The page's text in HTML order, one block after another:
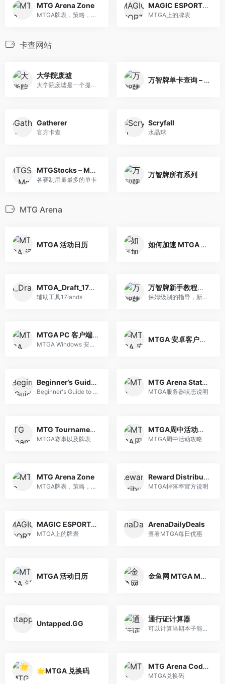
MTG Arena Zone
MTGA牌表，策略，META分析以及攻略文章
MAGIC ESPORTS | DECKLISTS
MTGA上的牌表
卡查网站
大学院废墟
大学院废墟是一个提供中文万智牌资料的站点。
万智牌单卡查询 – 旅法师营地
Gatherer
官方卡查
Scryfall
水晶球
MTGStocks – Most played cards
各赛制用量最多的单卡
万智牌所有系列
MTG Arena
MTGA 活动日历 如何加速 MTGA 下载
MTGA_Draft_17Lands
辅助工具17lands
万智牌新手教程更新（包含轮抓指南）
保姆级别的指导，新手的究极福音。
MTGA PC 客户端下载
MTGA Windows 安装包
MTGA 安卓客户端下载
Beginner’s Guide to Magic Arena
Beginner's Guide to Magic Arena
MTG Arena Status Page
MTGA服务器状态说明
MTG Tournaments | Melee.gg
MTGA赛事以及牌表
MTGA周中活动攻略
MTGA周中活动攻略
MTG Arena Zone
MTGA牌表，策略，META分析以及攻略文章
Reward Distribution | Magic: The Gathering Arena
MTGA掉落率官方说明
MAGIC ESPORTS | DECKLISTS
MTGA上的牌表
ArenaDailyDeals
查看MTGA每日优惠
MTGA 活动日历 金鱼网 MTGA Meta
Untapped.GG
通行证计算器
可以计算当期本子能完成多少
🌟MTGA 兑换码
MTG Arena Codes
MTGA兑换码